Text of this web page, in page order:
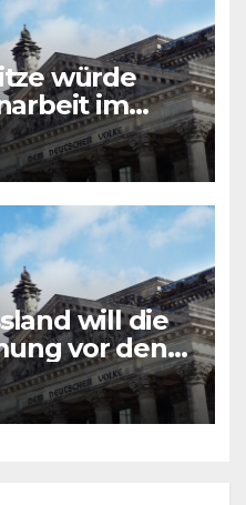
würde
im
will die
vor den